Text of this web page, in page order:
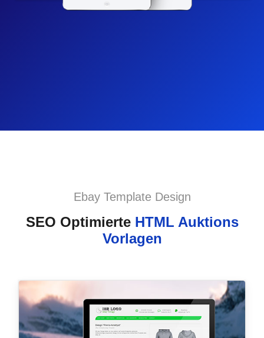
Ebay Template Design
SEO Optimierte HTML Auktions
Vorlagen